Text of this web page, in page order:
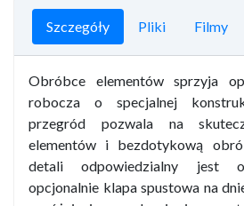
Szczegóły Pliki Filmy
Obróbce elementów sprzyja
robocza o specjalnej
przegród pozwala na
elementów i bezdotykową
detali odpowiedzialny jest
opcjonalnie klapa spustowa na